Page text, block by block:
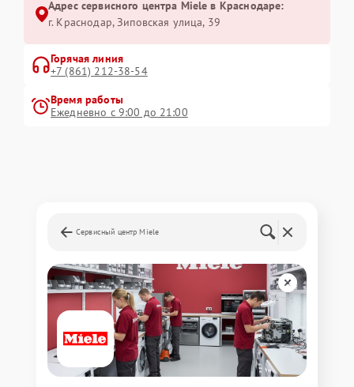
Адрес сервисного центра Miele в Краснодаре:
г. Краснодар, Зиповская улица, 39
Горячая линия
+7 (861) 212-38-54
Время работы
Ежедневно с 9:00 до 21:00
Сервисный центр Miele